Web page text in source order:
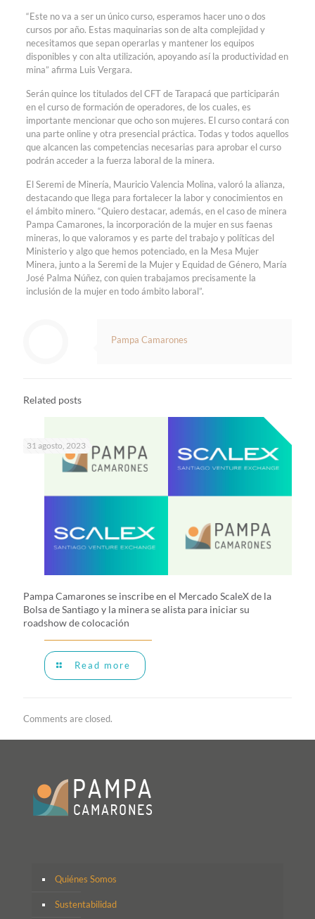
“Este no va a ser un único curso, esperamos hacer uno o dos
cursos por año. Estas maquinarias son de alta complejidad y
necesitamos que sepan operarlas y mantener los equipos
disponibles y con alta utilización, apoyando así la productividad en
mina” afirma Luis Vergara.
Serán quince los titulados del CFT de Tarapacá que participarán
en el curso de formación de operadores, de los cuales, es
importante mencionar que ocho son mujeres. El curso contará con
una parte online y otra presencial práctica. Todas y todos aquellos
que alcancen las competencias necesarias para aprobar el curso
podrán acceder a la fuerza laboral de la minera.
El Seremi de Minería, Mauricio Valencia Molina, valoró la alianza,
destacando que llega para fortalecer la labor y conocimientos en
el ámbito minero. “Quiero destacar, además, en el caso de minera
Pampa Camarones, la incorporación de la mujer en sus faenas
mineras, lo que valoramos y es parte del trabajo y políticas del
Ministerio y algo que hemos potenciado, en la Mesa Mujer
Minera, junto a la Seremi de la Mujer y Equidad de Género, María
José Palma Núñez, con quien trabajamos precisamente la
inclusión de la mujer en todo ámbito laboral”.
Pampa Camarones
Related posts
31 agosto, 2023
Pampa Camarones se inscribe en el Mercado ScaleX de la
Bolsa de Santiago y la minera se alista para iniciar su
roadshow de colocación
Read more
Comments are closed.
Quiénes Somos
Sustentabilidad